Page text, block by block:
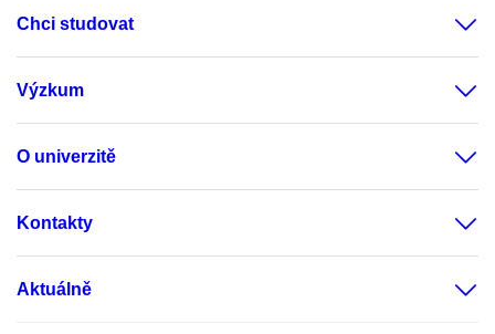
Chci studovat
Výzkum
O univerzitě
Kontakty
Aktuálně